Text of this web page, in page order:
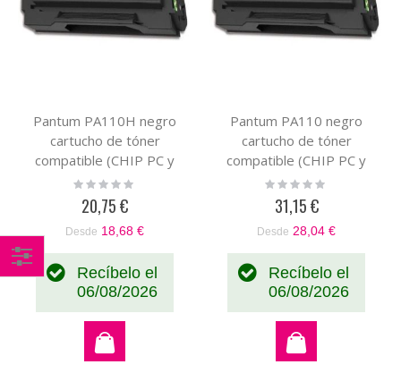
Pantum PA110H negro
cartucho de tóner
compatible (CHIP PC y
PD)
Rating:
20,75 €
Desde 18,68 €
Recíbelo el
06/08/2026
Pantum PA110 negro
cartucho de tóner
compatible (CHIP PC y
PD)
Rating:
31,15 €
Desde 28,04 €
Recíbelo el
06/08/2026
Comprar